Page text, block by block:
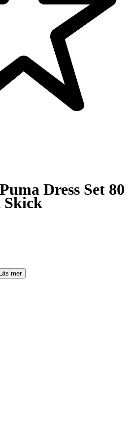
Dress Set 80
Läs mer